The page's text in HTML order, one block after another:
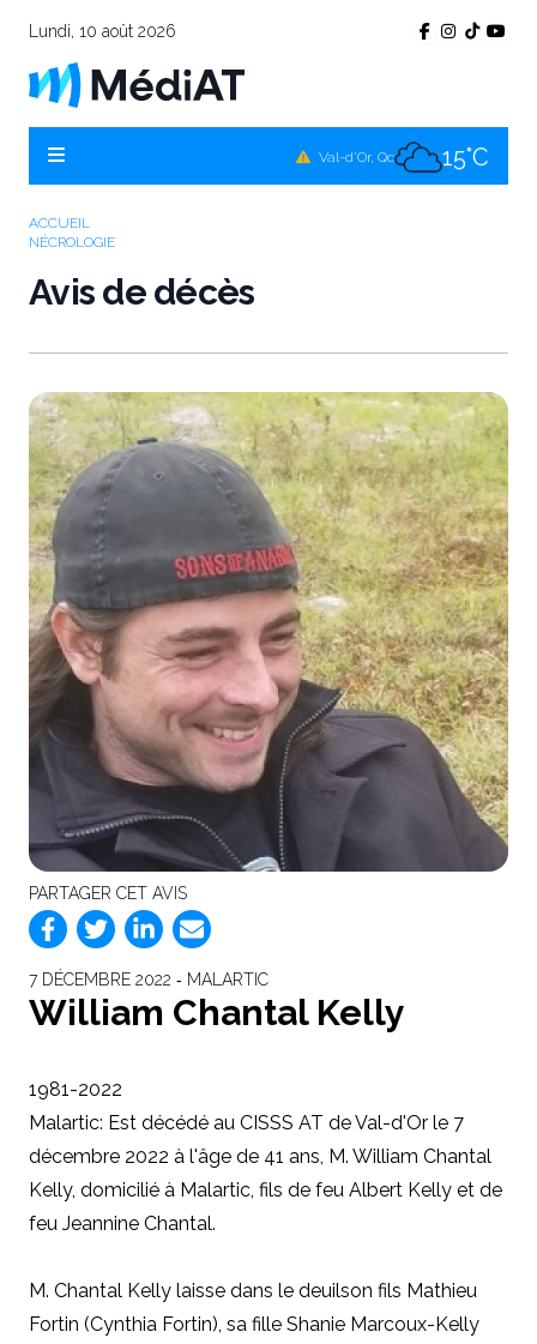
Lundi, 10 août 2026
Val-d'Or, Qc 15°C
ACCUEIL
NÉCROLOGIE
Avis de décès
PARTAGER CET AVIS
7 DÉCEMBRE 2022 ‐ MALARTIC
William Chantal Kelly
1981-2022
Malartic: Est décédé au CISSS AT de Val-d'Or le 7
décembre 2022 à l'âge de 41 ans, M. William Chantal
Kelly, domicilié à Malartic, fils de feu Albert Kelly et de
feu Jeannine Chantal.
M. Chantal Kelly laisse dans le deuilson fils Mathieu
Fortin (Cynthia Fortin), sa fille Shanie Marcoux-Kelly